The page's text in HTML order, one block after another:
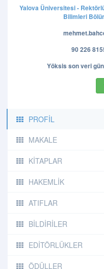
Yalova Üniversitesi -
Bilimleri
90 226
Yöksis son veri
PROFİL
MAKALE
KİTAPLAR
HAKEMLİK
ATIFLAR
BİLDİRİLER
EDİTÖRLÜKLER
ÖDÜLLER